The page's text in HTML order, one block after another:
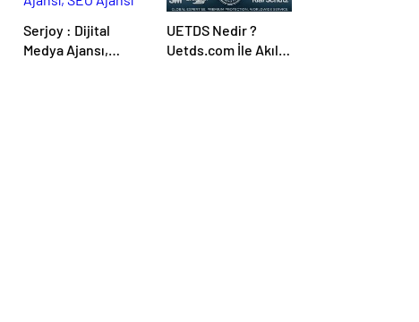
Serjoy : Dijital
Medya Ajansı,
UETDS Nedir ?
Uetds.com İle Akıllı